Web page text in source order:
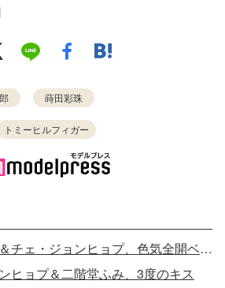
蒔田彩珠
トミーヒルフィガー
【写真】二階堂ふみ＆チェ・ジョンヒョプ、色気全開ベッドシーン
ヒョプ＆二階堂ふみ、3度のキス